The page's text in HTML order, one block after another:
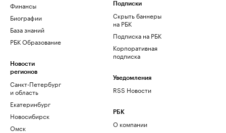
Финансы
Биографии
База знаний
РБК Образование
Новости
регионов
Санкт-Петербург
и область
Екатеринбург
Новосибирск
Омск
Подписки
Скрыть баннеры
на РБК
Подписка на РБК
Корпоративная
подписка
Уведомления
RSS Новости
РБК
О компании